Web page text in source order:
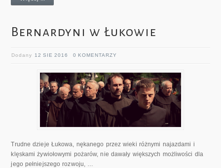
Bernardyni w Łukowie
Dodany 12 SIE 2016 0 KOMENTARZY
Trudne dzieje Łukowa, nękanego przez wieki różnymi najazdami i
klęskami żywiołowymi pożarów, nie dawały większych możliwości dla
jego pełniejszego rozwoju, …